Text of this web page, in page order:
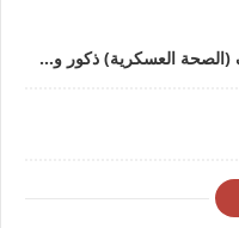
مـبـاراة ولوج سلك تلاميذ ضباط الصف (الصحة العسكرية) ذكور وإناث بالمدرسة الملكية للأطر الشبه الطبية للالة مريممـبـاراة ولوج سلك تلاميذ ضباط الصف (الصحة العسكرية) ذكور وإناث بالمدرسة الملكية للأطر الشبه الطبية للالة مريم